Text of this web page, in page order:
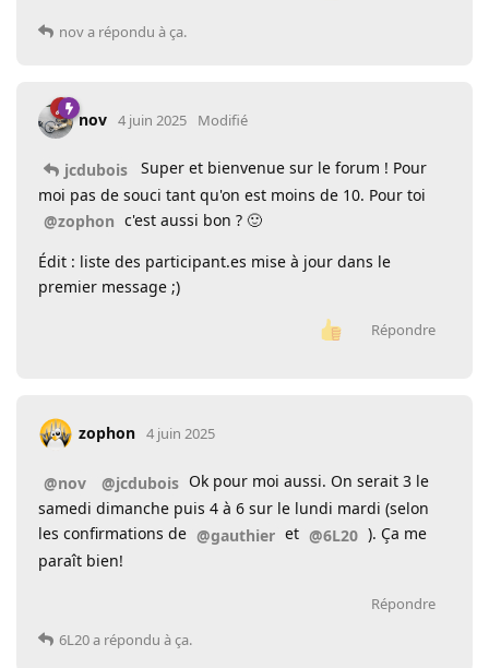
nova répondu à ça.
nov 4 juin 2025 Modifié
jcdubois
Super et bienvenue sur le forum ! Pour
moi pas de souci tant qu'on est moins de 10. Pour toi
@zophon c'est aussi bon ? 🙂
Édit : liste des participant.es mise à jour dans le
premier message ;)
Répondre
zophon 4 juin 2025
@nov @jcdubois Ok pour moi aussi. On serait 3 le
samedi dimanche puis 4 à 6 sur le lundi mardi (selon
les confirmations de @gauthier et @6L20 ). Ça me
paraît bien!
Répondre
6L20a répondu à ça.